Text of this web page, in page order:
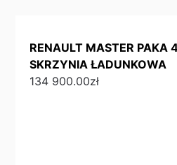
RENAULT MASTER PAKA
SKRZYNIA ŁADUNKOWA
134 900.00zł